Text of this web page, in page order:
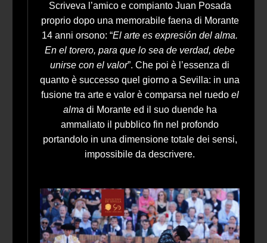
Scriveva l’amico e compianto Juan Posada
proprio dopo una memorabile faena di Morante
14 anni orsono: “El arte es expresión del alma.
En el torero, para que lo sea de verdad, debe
unirse con el valor”. Che poi è l’essenza di
quanto è successo quel giorno a Sevilla: in una
fusione tra arte e valor è comparsa nel ruedo el
alma di Morante ed il suo duende ha
ammaliato il pubblico fin nel profondo
portandolo in una dimensione totale dei sensi,
impossibile da descrivere.